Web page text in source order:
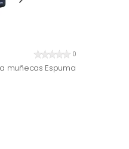
0
muñecas Espuma